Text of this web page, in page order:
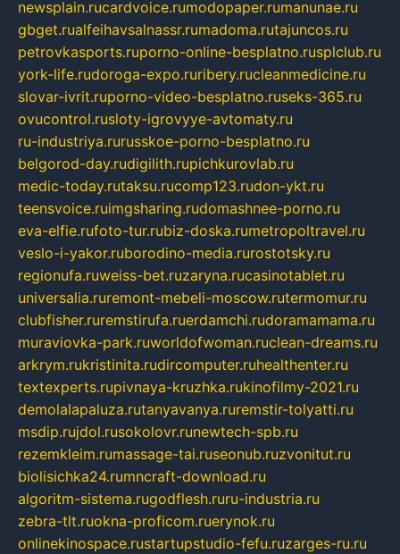
newsplain.rucardvoice.rumodopaper.rumanunae.ru
gbget.rualfeihavsalnassr.rumadoma.rutajuncos.ru
petrovkasports.ruporno-online-besplatno.rusplclub.ru
york-life.rudoroga-expo.ruribery.rucleanmedicine.ru
slovar-ivrit.ruporno-video-besplatno.ruseks-365.ru
ovucontrol.rusloty-igrovyye-avtomaty.ru
ru-industriya.rurusskoe-porno-besplatno.ru
belgorod-day.rudigilith.rupichkurovlab.ru
medic-today.rutaksu.rucomp123.rudon-ykt.ru
teensvoice.ruimgsharing.rudomashnee-porno.ru
eva-elfie.rufoto-tur.rubiz-doska.rumetropoltravel.ru
veslo-i-yakor.ruborodino-media.rurostotsky.ru
regionufa.ruweiss-bet.ruzaryna.rucasinotablet.ru
universalia.ruremont-mebeli-moscow.rutermomur.ru
clubfisher.ruremstirufa.ruerdamchi.rudoramamama.ru
muraviovka-park.ruworldofwoman.ruclean-dreams.ru
arkrym.rukristinita.rudircomputer.ruhealthenter.ru
textexperts.rupivnaya-kruzhka.rukinofilmy-2021.ru
demolalapaluza.rutanyavanya.ruremstir-tolyatti.ru
msdip.rujdol.rusokolovr.runewtech-spb.ru
rezemkleim.rumassage-tai.ruseonub.ruzvonitut.ru
biolisichka24.rumncraft-download.ru
algoritm-sistema.rugodflesh.ruru-industria.ru
zebra-tlt.ruokna-proficom.ruerynok.ru
onlinekinospace.rustartupstudio-fefu.ruzarges-ru.ru